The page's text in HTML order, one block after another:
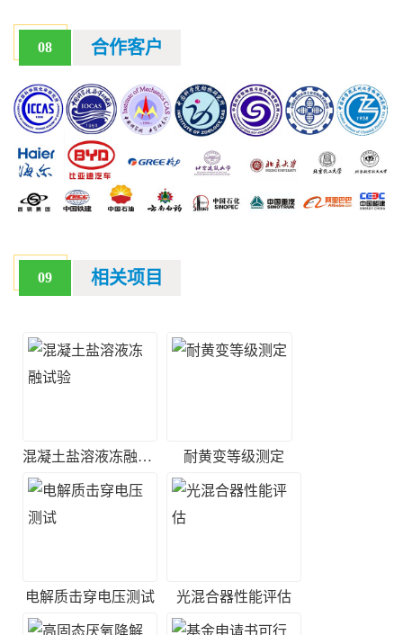
08 合作客户
09 相关项目
混凝土盐溶液冻融试验 耐黄变等级测定
电解质击穿电压测试 光混合器性能评估